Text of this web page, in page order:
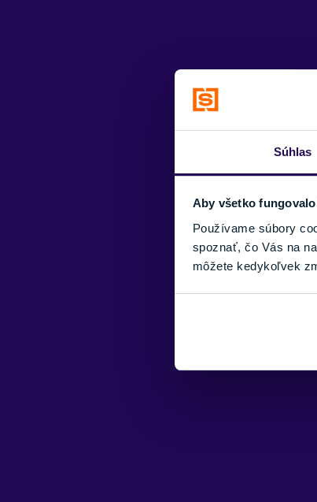
Súhlas
Aby všetko
Používame súbory
spoznať, čo Vás na
môžete kedykoľvek